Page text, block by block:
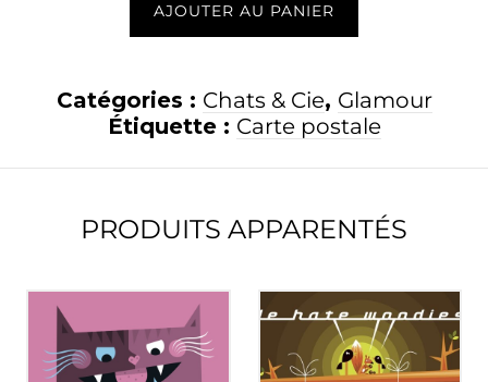
AJOUTER AU PANIER
Catégories : Chats & Cie, Glamour
Étiquette : Carte postale
PRODUITS APPARENTÉS